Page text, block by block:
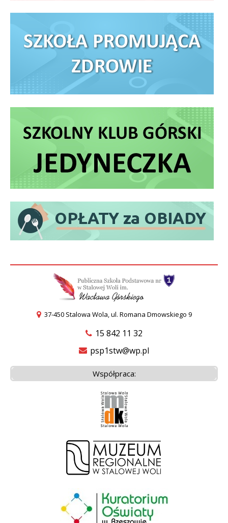
37-450 Stalowa Wola, ul. Romana Dmowskiego 9
15 842 11 32
psp1stw@wp.pl
Współpraca: